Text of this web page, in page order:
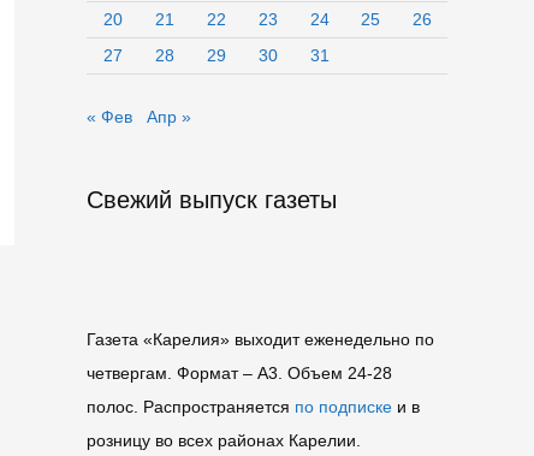
20
21 22 23 24 25
26
27
28 29 30 31
« Фев Апр »
Свежий выпуск газеты
Газета «Карелия» выходит еженедельно по
четвергам. Формат – A3. Объем 24-28
полос. Распространяется по подписке и в
розницу во всех районах Карелии.